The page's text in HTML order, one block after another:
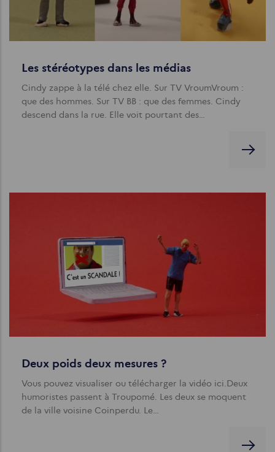
Les stéréotypes dans les médias
Cindy zappe à la télé chez elle. Sur TV VroumVroum :
que des hommes. Sur TV BB : que des femmes. Cindy
descend dans la rue. Elle voit pourtant des…
Deux poids deux mesures ?
Vous pouvez visualiser ou télécharger la vidéo ici.Deux
humoristes passent à Troupomé. Les deux se moquent
de la ville voisine Coinperdu. Le…